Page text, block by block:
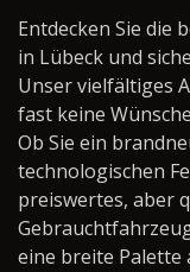
Entdecken Sie die
in Lübeck und
Unser vielfältiges
fast keine
Ob Sie ein
technologischen
preiswertes, aber
eine breite Palette